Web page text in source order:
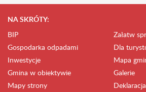
NA SKRÓTY:
BIP
Załatw
Gospodarka odpadami
Dla
Inwestycje
Mapa
Gmina w obiektywie
Galerie
Mapy strony